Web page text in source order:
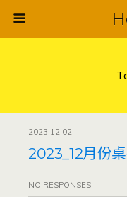
2023.12.02
2023_12月份
NO RESPONSES